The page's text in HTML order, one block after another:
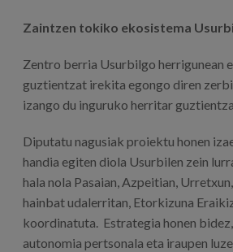
Zaintzen tokiko ekosistema
Zentro berria Usurbilgo herrigunean
guztientzat irekita egongo diren
izango du inguruko herritar
Diputatu nagusiak proiektu honen
handia egiten diola Usurbilen zein
hala nola Pasaian, Azpeitian,
hainbat udalerritan, Etorkizuna
koordinatuta. Estrategia honen
autonomia pertsonala eta iraupen